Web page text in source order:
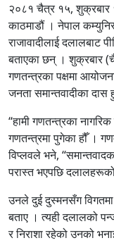
२०८१ चैत्र १५,
काठमाडौं । नेपाल
राजावादीलाई दलालबाट
बताएका छन् । शुक्रबार
गणतन्त्रका पक्षमा
जनता समान्तवादीका
“हामी गणतन्त्रका
गणतन्त्रमा पुगेका हौँ ।
विप्लवले भने,
परास्त भएपछि
उनले दुई दुस्मनसँग
बताए । त्यही दलालको
र निराशा रहेको उनको